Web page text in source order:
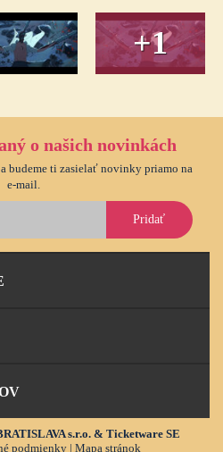
+1
o našich novinkách
budeme ti zasielať novinky priamo na
e-mail.
Pridať
s.r.o. & Ticketware SE
podmienky | Mapa stránok